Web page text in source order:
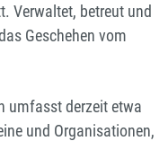
Verwaltet, betreut und
Geschehen vom
umfasst derzeit etwa
und Organisationen,